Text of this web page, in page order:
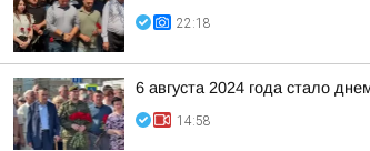
22:18
6 августа 2024 года стало
14:58